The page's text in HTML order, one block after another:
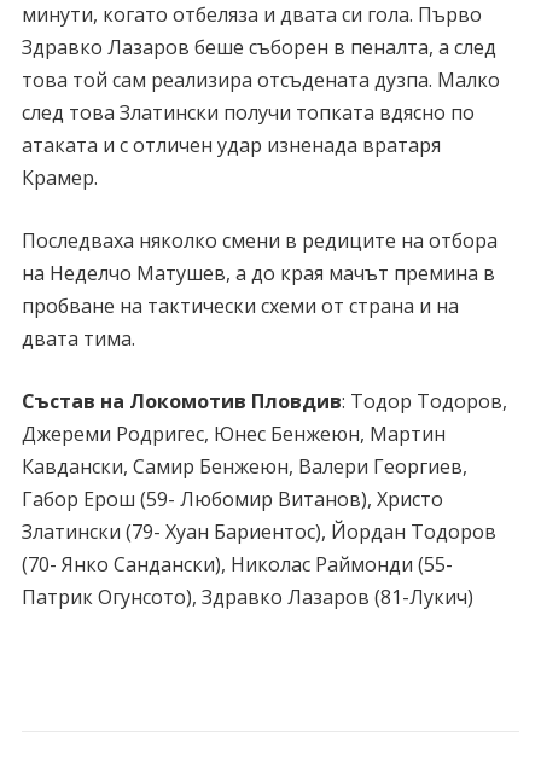
минути, когато отбеляза и двата си гола. Първо
Здравко Лазаров беше съборен в пеналта, а след
това той сам реализира отсъдената дузпа. Малко
след това Златински получи топката вдясно по
атаката и с отличен удар изненада вратаря
Крамер.
Последваха няколко смени в редиците на отбора
на Неделчо Матушев, а до края мачът премина в
пробване на тактически схеми от страна и на
двата тима.
Състав на Локомотив Пловдив: Тодор Тодоров,
Джереми Родригес, Юнес Бенжеюн, Мартин
Кавдански, Самир Бенжеюн, Валери Георгиев,
Габор Ерош (59- Любомир Витанов), Христо
Златински (79- Хуан Бариентос), Йордан Тодоров
(70- Янко Сандански), Николас Раймонди (55-
Патрик Огунсото), Здравко Лазаров (81-Лукич)